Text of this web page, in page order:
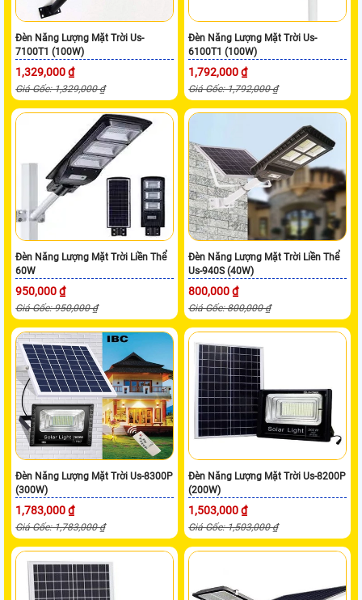
Đèn Năng Lượng Mặt Trời Us-
7100T1 (100W)
1,329,000 ₫
Giá Gốc: 1,329,000 ₫
Đèn Năng Lượng Mặt Trời Us-
6100T1 (100W)
1,792,000 ₫
Giá Gốc: 1,792,000 ₫
Đèn Năng Lượng Mặt Trời Liền Thể
60W
950,000 ₫
Giá Gốc: 950,000 ₫
Đèn Năng Lượng Mặt Trời Liền Thể
Us-940S (40W)
800,000 ₫
Giá Gốc: 800,000 ₫
Đèn Năng Lượng Mặt Trời Us-8300P
(300W)
1,783,000 ₫
Giá Gốc: 1,783,000 ₫
Đèn Năng Lượng Mặt Trời Us-8200P
(200W)
1,503,000 ₫
Giá Gốc: 1,503,000 ₫